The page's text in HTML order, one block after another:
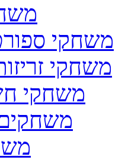
משחקי
משחקי
משחקי